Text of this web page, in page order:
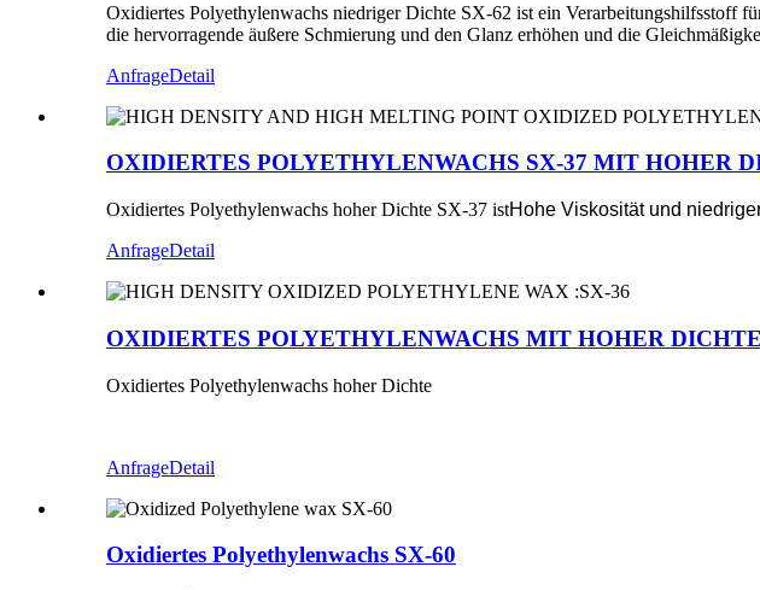
Oxidiertes Polyethylenwachs niedriger Dichte SX-62 ist ein Verarbeitungshilfsstoff
die hervorragende äußere Schmierung und den Glanz erhöhen und die
AnfrageDetail
OXIDIERTES POLYETHYLENWACHS SX-37 MIT HOHER
Oxidiertes Polyethylenwachs hoher Dichte SX-37 istHohe Viskosität und
AnfrageDetail
OXIDIERTES POLYETHYLENWACHS MIT HOHER
Oxidiertes Polyethylenwachs hoher Dichte
AnfrageDetail
Oxidiertes Polyethylenwachs SX-60